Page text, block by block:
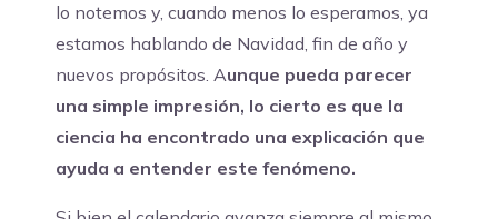
lo notemos y, cuando menos lo esperamos, ya
estamos hablando de Navidad, fin de año y
nuevos propósitos. Aunque pueda parecer
una simple impresión, lo cierto es que la
ciencia ha encontrado una explicación que
ayuda a entender este fenómeno.